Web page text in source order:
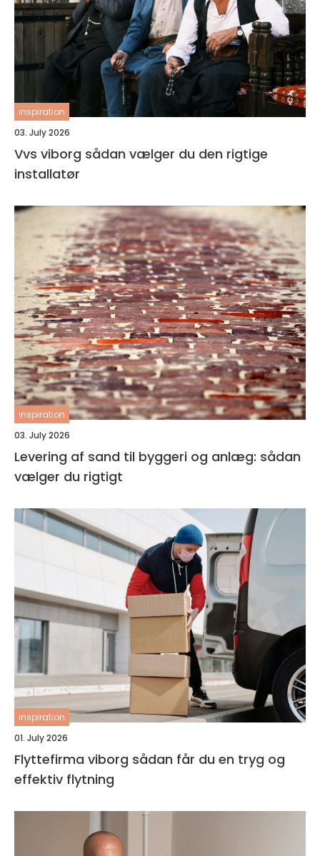
inspiration
03. July 2026
Vvs viborg sådan vælger du den rigtige
installatør
inspiration
03. July 2026
Levering af sand til byggeri og anlæg: sådan
vælger du rigtigt
inspiration
01. July 2026
Flyttefirma viborg sådan får du en tryg og
effektiv flytning